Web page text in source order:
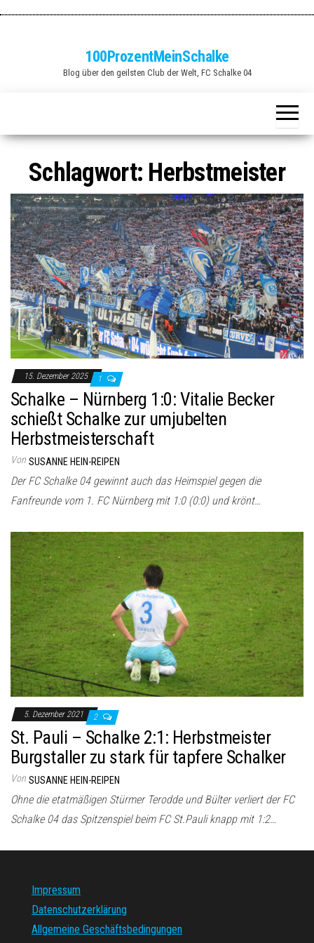
100ProzentMeinSchalke
Blog über den geilsten Club der Welt, FC Schalke 04
Schlagwort: Herbstmeister
15. Dezember 2025 1
Schalke – Nürnberg 1:0: Vitalie Becker
schießt Schalke zur umjubelten
Herbstmeisterschaft
Von SUSANNE HEIN-REIPEN
Der FC Schalke 04 gewinnt auch das Heimspiel gegen die
Fanfreunde vom 1. FC Nürnberg mit 1:0 (0:0) und krönt…
5. Dezember 2021 2
St. Pauli – Schalke 2:1: Herbstmeister
Burgstaller zu stark für tapfere Schalker
Von SUSANNE HEIN-REIPEN
Ohne die etatmäßigen Stürmer Terodde und Bülter verliert der FC
Schalke 04 das Spitzenspiel beim FC St.Pauli knapp mit 1:2…
Impressum
Datenschutzerklärung
Allgemeine Geschäftsbedingungen